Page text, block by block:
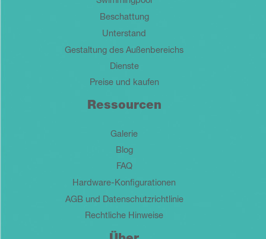
Beschattung
Unterstand
Gestaltung des Außenbereichs
Dienste
Preise und kaufen
Ressourcen
Galerie
Blog
FAQ
Hardware-Konfigurationen
AGB und Datenschutzrichtlinie
Rechtliche Hinweise